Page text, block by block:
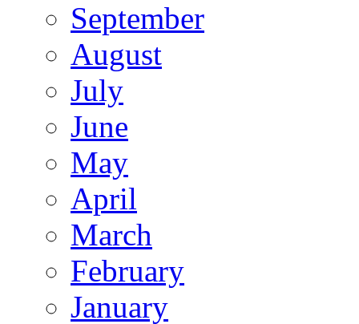
September
August
July
June
May
April
March
February
January